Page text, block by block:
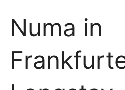
Numa in